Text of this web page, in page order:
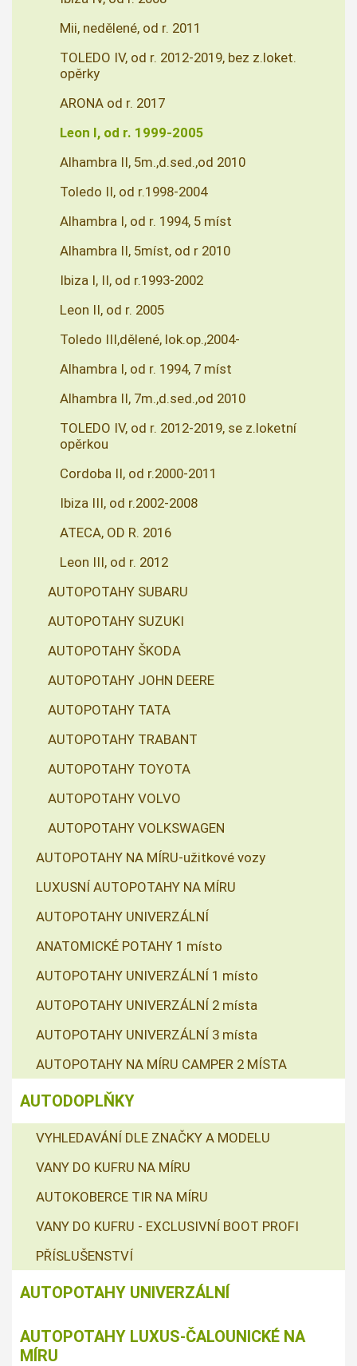
Mii, nedělené, od r. 2011
TOLEDO IV, od r. 2012-2019, bez z.loket.
opěrky
ARONA od r. 2017
Leon I, od r. 1999-2005
Alhambra II, 5m.,d.sed.,od 2010
Toledo II, od r.1998-2004
Alhambra I, od r. 1994, 5 míst
Alhambra II, 5míst, od r 2010
Ibiza I, II, od r.1993-2002
Leon II, od r. 2005
Toledo III,dělené, lok.op.,2004-
Alhambra I, od r. 1994, 7 míst
Alhambra II, 7m.,d.sed.,od 2010
TOLEDO IV, od r. 2012-2019, se z.loketní
opěrkou
Cordoba II, od r.2000-2011
Ibiza III, od r.2002-2008
ATECA, OD R. 2016
Leon III, od r. 2012
AUTOPOTAHY SUBARU
AUTOPOTAHY SUZUKI
AUTOPOTAHY ŠKODA
AUTOPOTAHY JOHN DEERE
AUTOPOTAHY TATA
AUTOPOTAHY TRABANT
AUTOPOTAHY TOYOTA
AUTOPOTAHY VOLVO
AUTOPOTAHY VOLKSWAGEN
AUTOPOTAHY NA MÍRU-užitkové vozy
LUXUSNÍ AUTOPOTAHY NA MÍRU
AUTOPOTAHY UNIVERZÁLNÍ
ANATOMICKÉ POTAHY 1 místo
AUTOPOTAHY UNIVERZÁLNÍ 1 místo
AUTOPOTAHY UNIVERZÁLNÍ 2 místa
AUTOPOTAHY UNIVERZÁLNÍ 3 místa
AUTOPOTAHY NA MÍRU CAMPER 2 MÍSTA
AUTODOPLŇKY
VYHLEDAVÁNÍ DLE ZNAČKY A MODELU
VANY DO KUFRU NA MÍRU
AUTOKOBERCE TIR NA MÍRU
VANY DO KUFRU - EXCLUSIVNÍ BOOT PROFI
PŘÍSLUŠENSTVÍ
AUTOPOTAHY UNIVERZÁLNÍ
AUTOPOTAHY LUXUS-ČALOUNICKÉ NA
MÍRU